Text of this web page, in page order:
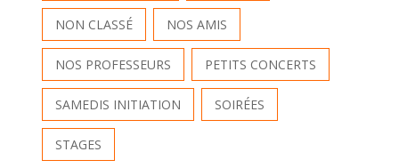
NON CLASSÉ NOS AMIS
NOS PROFESSEURS PETITS CONCERTS
SAMEDIS INITIATION SOIRÉES
STAGES